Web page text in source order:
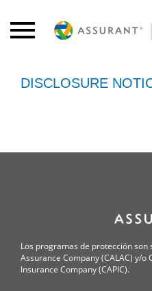
DISCLOSURE
Los programas de protección
Assurance Company (CALAC) y/
Insurance Company (CAPIC).